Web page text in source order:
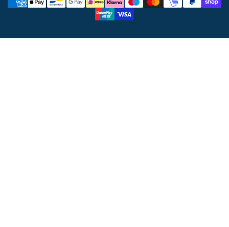
di
pagamento